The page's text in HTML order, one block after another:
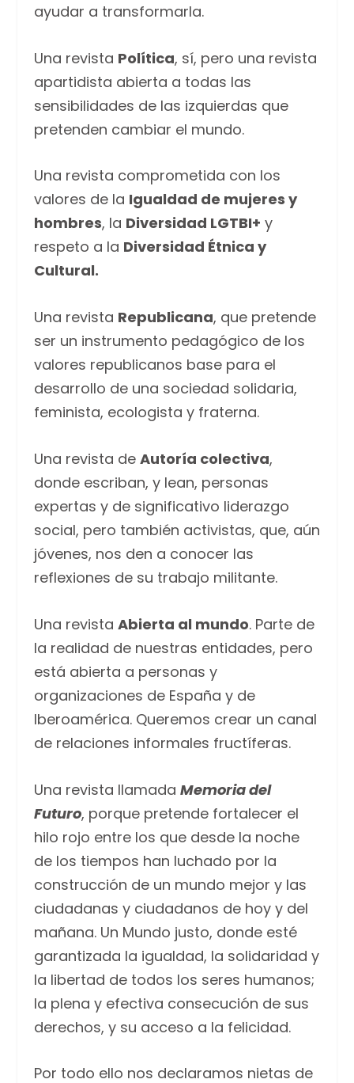
ayudar a transformarla.
Una revista Política, sí, pero una revista
apartidista abierta a todas las
sensibilidades de las izquierdas que
pretenden cambiar el mundo.
Una revista comprometida con los
valores de la Igualdad de mujeres y
hombres, la Diversidad LGTBI+ y
respeto a la Diversidad Étnica y
Cultural.
Una revista Republicana, que pretende
ser un instrumento pedagógico de los
valores republicanos base para el
desarrollo de una sociedad solidaria,
feminista, ecologista y fraterna.
Una revista de Autoría colectiva,
donde escriban, y lean, personas
expertas y de significativo liderazgo
social, pero también activistas, que, aún
jóvenes, nos den a conocer las
reflexiones de su trabajo militante.
Una revista Abierta al mundo. Parte de
la realidad de nuestras entidades, pero
está abierta a personas y
organizaciones de España y de
Iberoamérica. Queremos crear un canal
de relaciones informales fructíferas.
Una revista llamada Memoria del
Futuro, porque pretende fortalecer el
hilo rojo entre los que desde la noche
de los tiempos han luchado por la
construcción de un mundo mejor y las
ciudadanas y ciudadanos de hoy y del
mañana. Un Mundo justo, donde esté
garantizada la igualdad, la solidaridad y
la libertad de todos los seres humanos;
la plena y efectiva consecución de sus
derechos, y su acceso a la felicidad.
Por todo ello nos declaramos nietas de